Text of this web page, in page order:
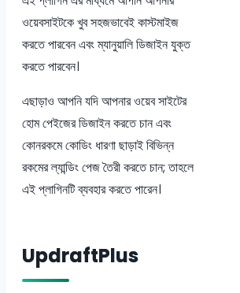
ওয়েবসাইটকে খুব সহজভাবেই কাস্টমাইজ
করতে পারবেন এবং ম্যানুয়ালি ডিজাইন যুক্ত
করতে পারবেন।
এছাড়াও আপনি যদি আপনার ওয়েব সাইটের
হোম পেইজের ডিজাইন করতে চান এবং
কোনরকমে কোডিং ধারণা ছাড়াই বিভিন্ন
রকমের ল্যান্ডিং পেজ তৈরী করতে চান; তাহলে
এই প্লাগিনটি ব্যবহার করতে পারেন।
UpdraftPlus